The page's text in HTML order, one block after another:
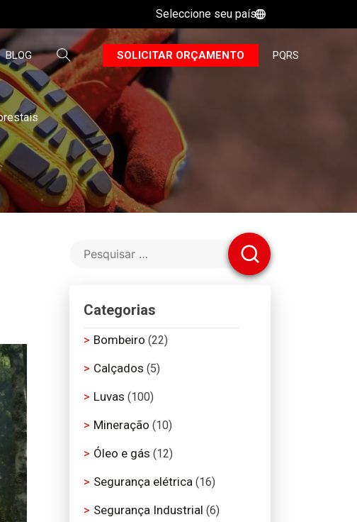
Seleccione seu país
BLOG B SOLICITAR ORÇAMENTO PQRS
Categorias
Bombeiro (22)
Calçados (5)
Luvas (100)
Mineração (10)
Óleo e gás (12)
Segurança elétrica (16)
Segurança Industrial (6)